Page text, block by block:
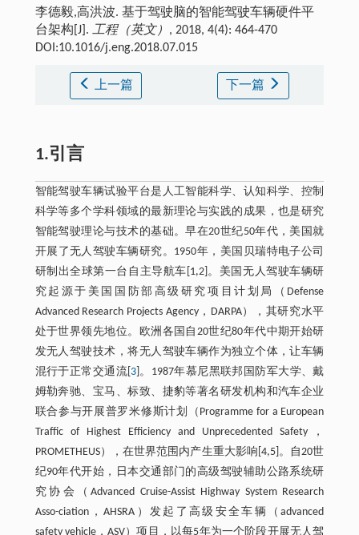
李德毅,高洪波. 基于驾驶脑的智能驾驶车辆硬件平
台架构[J]. 工程（英文） , 2018, 4(4): 464-470
DOI:10.1016/j.eng.2018.07.015
上一篇 下一篇
1.引言
智能驾驶车辆试验平台是人工智能科学、认知科学、控制
科学等多个学科领域的最新理论与实践的成果，也是研究
智能驾驶理论与技术的基础。早在20世纪50年代，美国就
开展了无人驾驶车辆研究。1950年，美国贝瑞特电子公司
研制出全球第一台自主导航车[1,2]。美国无人驾驶车辆研
究起源于美国国防部高级研究项目计划局（Defense
Advanced Research Projects Agency，DARPA），其研究水平
处于世界领先地位。欧洲各国自20世纪80年代中期开始研
发无人驾驶技术，将无人驾驶车辆作为独立个体，让车辆
混行于正常交通流[ 3 ]。1987年慕尼黑联邦国防军大学、戴
姆勒奔驰、宝马、标致、捷豹等著名研发机构和汽车企业
联合参与开展普罗米修斯计划（Programme for a European
Traffic of Highest Efficiency and Unprecedented Safety，
PROMETHEUS），在世界范围内产生重大影响[4,5]。自20世
纪90年代开始，日本交通部门的高级驾驶辅助公路系统研
究协会（Advanced Cruise-Assist Highway System Research
Asso-ciation，AHSRA）发起了高级安全车辆（advanced
safety vehicle，ASV）项目，以每5年为一个阶段开展无人驾